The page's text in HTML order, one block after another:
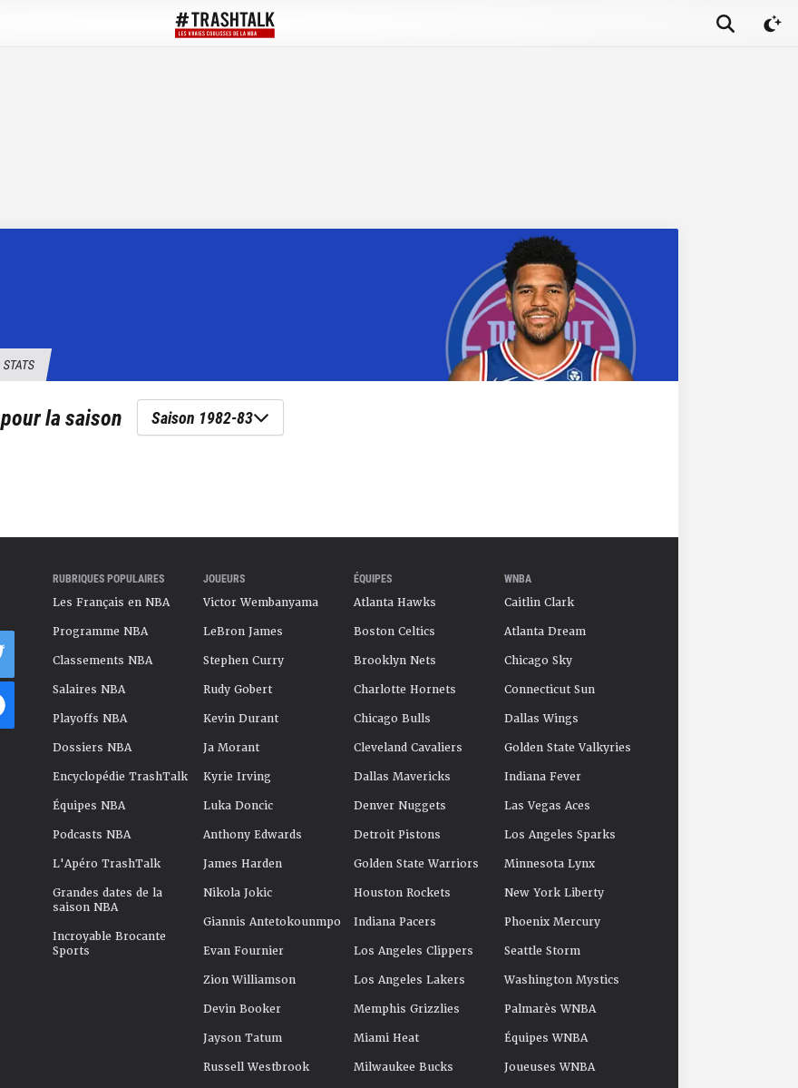
STATS
pour la saison Saison 1982-83
RUBRIQUES POPULAIRES
Les Français en NBA
Programme NBA
Classements NBA
Salaires NBA
Playoffs NBA
Dossiers NBA
Encyclopédie TrashTalk
Équipes NBA
Podcasts NBA
L'Apéro TrashTalk
Grandes dates de la
saison NBA
Incroyable Brocante
Sports
JOUEURS
Victor Wembanyama
LeBron James
Stephen Curry
Rudy Gobert
Kevin Durant
Ja Morant
Kyrie Irving
Luka Doncic
Anthony Edwards
James Harden
Nikola Jokic
Giannis Antetokounmpo
Evan Fournier
Zion Williamson
Devin Booker
Jayson Tatum
Russell Westbrook
ÉQUIPES
Atlanta Hawks
Boston Celtics
Brooklyn Nets
Charlotte Hornets
Chicago Bulls
Cleveland Cavaliers
Dallas Mavericks
Denver Nuggets
Detroit Pistons
Golden State Warriors
Houston Rockets
Indiana Pacers
Los Angeles Clippers
Los Angeles Lakers
Memphis Grizzlies
Miami Heat
Milwaukee Bucks
WNBA
Caitlin Clark
Atlanta Dream
Chicago Sky
Connecticut Sun
Dallas Wings
Golden State Valkyries
Indiana Fever
Las Vegas Aces
Los Angeles Sparks
Minnesota Lynx
New York Liberty
Phoenix Mercury
Seattle Storm
Washington Mystics
Palmarès WNBA
Équipes WNBA
Joueuses WNBA